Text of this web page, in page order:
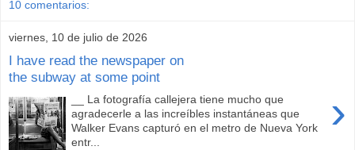
10 comentarios:
viernes, 10 de julio de 2026
I have read the newspaper on
the subway at some point
›
__ La fotografía callejera tiene mucho que
agradecerle a las increíbles instantáneas que
Walker Evans capturó en el metro de Nueva York
entr...